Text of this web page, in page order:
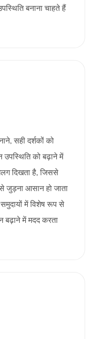
बनाना चाहते हैं
सही दर्शकों को
को बढ़ाने में
दिखता है, जिससे
जुड़ना आसान हो जाता
में विशेष रूप से
बढ़ाने में मदद करता